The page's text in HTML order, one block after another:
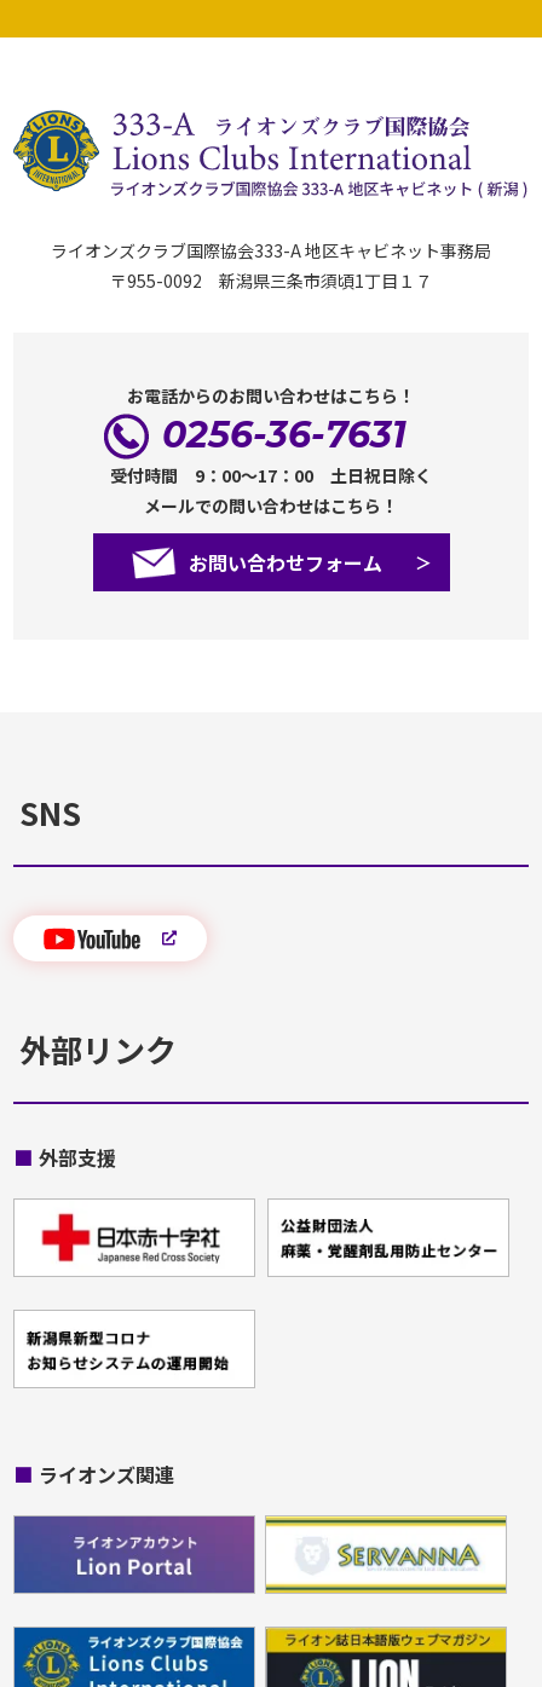
ライオンズクラブ国際協会333-A 地区キャビネット事務局
〒955-0092 新潟県三条市須頃1丁目１７
お電話からのお問い合わせはこちら！
0256-36-7631
受付時間 9：00～17：00 土日祝日除く
メールでの問い合わせはこちら！
お問い合わせフォーム
SNS
外部リンク
■ 外部支援
■ ライオンズ関連